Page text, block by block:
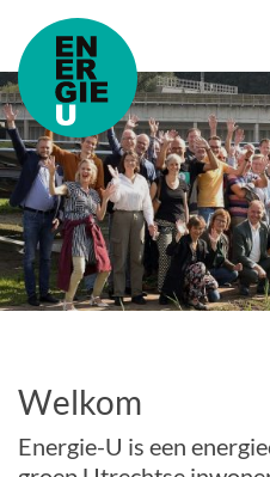
Welkom
Energie-U is een